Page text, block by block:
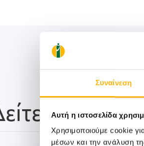
Συναίνεση
Αυτή η ιστοσελίδα
Χρησιμοποιούμε cookie
μέσων και την ανάλυση
Επίσης